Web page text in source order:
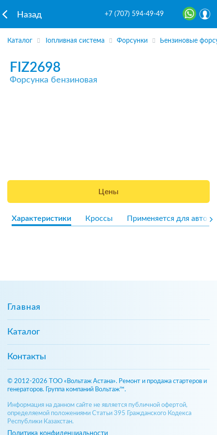
Назад +7 (707) 594-49-49
Каталог Топливная система Форсунки Бензиновые
FIZ2698
Форсунка бензиновая
Цены
Характеристики Кроссы Применяется для авто
Главная
Каталог
Контакты
© 2012-2026 ТОО «Вольтаж Астана». Ремонт и продажа стартеров и
генераторов. Группа компаний Вольтаж™.
Информация на данном сайте не является публичной офертой,
определяемой положениями Статьи 395 Гражданского Кодекса
Республики Казахстан.
Политика конфиденциальности